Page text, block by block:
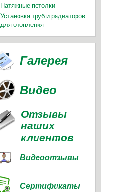
Натяжные потолки
Установка труб и радиаторов
для отопления
Галерея
Видео
Отзывы
наших
клиентов
Видеоотзывы
Сертификаты